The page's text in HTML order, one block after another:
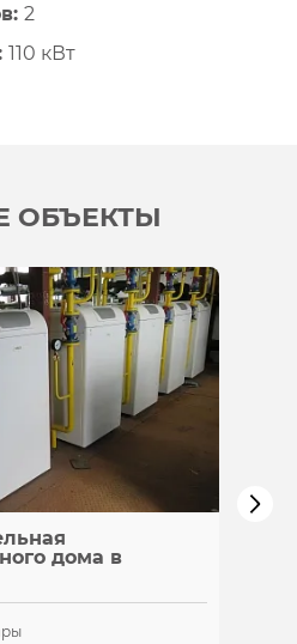
2
110 кВт
ОБЪЕКТЫ
дома в